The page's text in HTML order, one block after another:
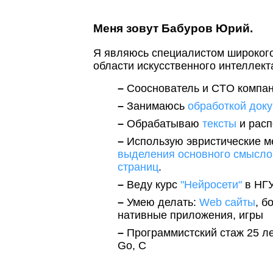
Меня зовут Бабуров Юрий.
Я являюсь специалистом
области искусственного
Сооснователь и CTO
Занимаюсь обработкой
Обрабатываю тексты и
Использую эвристические
выделения основного
страниц.
Веду курс "Нейросети"в
Умею делать: Web сайты,
нативные приложения, игры
Программистский стаж 25
Go, C